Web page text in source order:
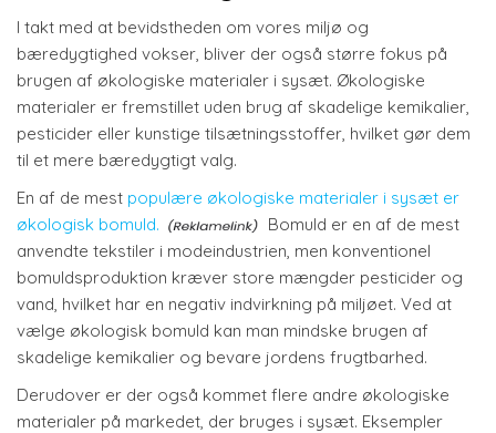
I takt med at bevidstheden om vores miljø og
bæredygtighed vokser, bliver der også større fokus på
brugen af økologiske materialer i sysæt. Økologiske
materialer er fremstillet uden brug af skadelige kemikalier,
pesticider eller kunstige tilsætningsstoffer, hvilket gør dem
til et mere bæredygtigt valg.
En af de mest populære økologiske materialer i sysæt er
økologisk bomuld.
Bomuld er en af de mest
anvendte tekstiler i modeindustrien, men konventionel
bomuldsproduktion kræver store mængder pesticider og
vand, hvilket har en negativ indvirkning på miljøet. Ved at
vælge økologisk bomuld kan man mindske brugen af
skadelige kemikalier og bevare jordens frugtbarhed.
Derudover er der også kommet flere andre økologiske
materialer på markedet, der bruges i sysæt. Eksempler